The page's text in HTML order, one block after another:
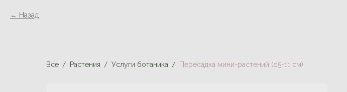
Назад
Все Растения Услуги ботаника Пересадка мини-растений (d5-11 см)